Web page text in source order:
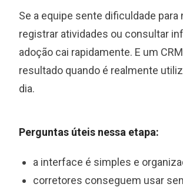
Se a equipe sente dificuldade para
registrar atividades ou consultar
adoção cai rapidamente. E um
resultado quando é realmente
dia.
Perguntas úteis nessa etapa:
a interface é simples e
corretores conseguem usar